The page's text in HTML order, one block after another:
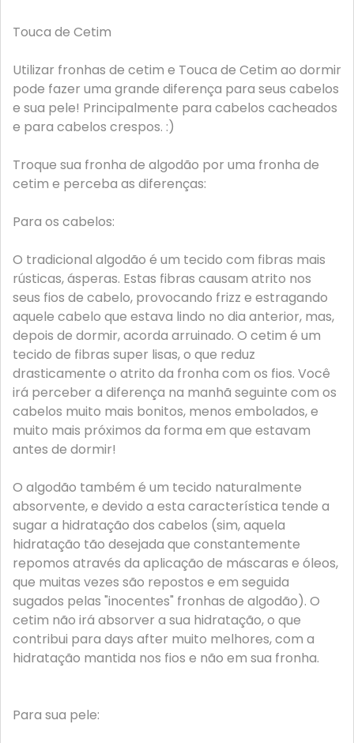
Touca de Cetim
Utilizar fronhas de cetim e Touca de Cetim ao dormir
pode fazer uma grande diferença para seus cabelos
e sua pele! Principalmente para cabelos cacheados
e para cabelos crespos. :)
Troque sua fronha de algodão por uma fronha de
cetim e perceba as diferenças:
Para os cabelos:
O tradicional algodão é um tecido com fibras mais
rústicas, ásperas. Estas fibras causam atrito nos
seus fios de cabelo, provocando frizz e estragando
aquele cabelo que estava lindo no dia anterior, mas,
depois de dormir, acorda arruinado. O cetim é um
tecido de fibras super lisas, o que reduz
drasticamente o atrito da fronha com os fios. Você
irá perceber a diferença na manhã seguinte com os
cabelos muito mais bonitos, menos embolados, e
muito mais próximos da forma em que estavam
antes de dormir!
O algodão também é um tecido naturalmente
absorvente, e devido a esta característica tende a
sugar a hidratação dos cabelos (sim, aquela
hidratação tão desejada que constantemente
repomos através da aplicação de máscaras e óleos,
que muitas vezes são repostos e em seguida
sugados pelas "inocentes" fronhas de algodão). O
cetim não irá absorver a sua hidratação, o que
contribui para days after muito melhores, com a
hidratação mantida nos fios e não em sua fronha.
Para sua pele: